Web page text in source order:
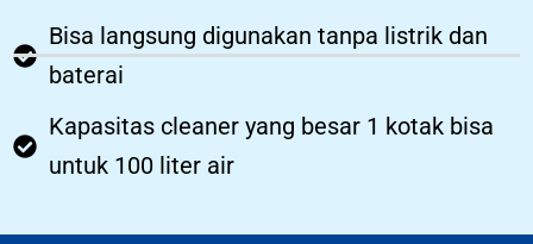
Bisa langsung digunakan tanpa listrik dan
baterai
Kapasitas cleaner yang besar 1 kotak bisa
untuk 100 liter air